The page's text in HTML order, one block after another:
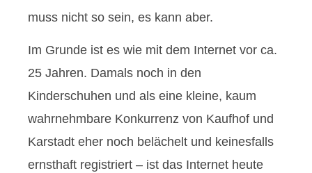
muss nicht so sein, es kann aber.
Im Grunde ist es wie mit dem Internet vor ca.
25 Jahren. Damals noch in den
Kinderschuhen und als eine kleine, kaum
wahrnehmbare Konkurrenz von Kaufhof und
Karstadt eher noch belächelt und keinesfalls
ernsthaft registriert – ist das Internet heute